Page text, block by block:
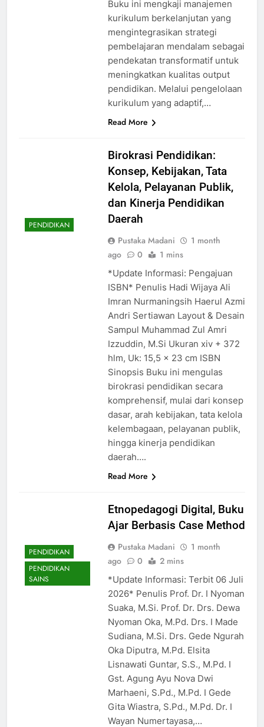
Buku ini mengkaji manajemen
kurikulum berkelanjutan yang
mengintegrasikan strategi
pembelajaran mendalam sebagai
pendekatan transformatif untuk
meningkatkan kualitas output
pendidikan. Melalui pengelolaan
kurikulum yang adaptif,…
Read More
PENDIDIKAN
Birokrasi Pendidikan:
Konsep, Kebijakan, Tata
Kelola, Pelayanan Publik,
dan Kinerja Pendidikan
Daerah
Pustaka Madani
1 month
ago
0 1 mins
*Update Informasi: Pengajuan
ISBN* Penulis Hadi Wijaya Ali
Imran Nurmaningsih Haerul Azmi
Andri Sertiawan Layout & Desain
Sampul Muhammad Zul Amri
Izzuddin, M.Si Ukuran xiv + 372
hlm, Uk: 15,5 x 23 cm ISBN
Sinopsis Buku ini mengulas
birokrasi pendidikan secara
komprehensif, mulai dari konsep
dasar, arah kebijakan, tata kelola
kelembagaan, pelayanan publik,
hingga kinerja pendidikan
daerah….
Read More
PENDIDIKAN
PENDIDIKAN
SAINS
Etnopedagogi Digital, Buku
Ajar Berbasis Case Method
Pustaka Madani
1 month
ago
0 2 mins
*Update Informasi: Terbit 06 Juli
2026* Penulis Prof. Dr. I Nyoman
Suaka, M.Si. Prof. Dr. Drs. Dewa
Nyoman Oka, M.Pd. Drs. I Made
Sudiana, M.Si. Drs. Gede Ngurah
Oka Diputra, M.Pd. Elsita
Lisnawati Guntar, S.S., M.Pd. I
Gst. Agung Ayu Nova Dwi
Marhaeni, S.Pd., M.Pd. I Gede
Gita Wiastra, S.Pd., M.Pd. Dr. I
Wayan Numertayasa,…